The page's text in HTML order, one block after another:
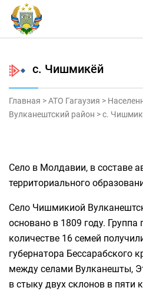
с. Чишмикёй
Главная >ATO Гагаузия >
Вулканештский район >с.
Село в Молдавии, в составе
территориального
Село Чишмикиой
основано в 1809 году. Группа
количестве 16 семей
губернатора Бессарабского
между селами Вулканешты,
в стыку двух склонов в пяти